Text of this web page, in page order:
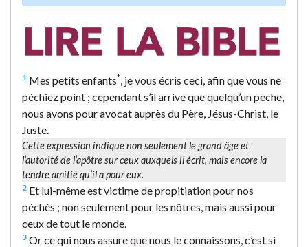
1 Mes petits enfants* , je vous écris ceci, afin que vous ne
péchiez point ; cependant s’il arrive que quelqu’un pèche,
nous avons pour avocat auprès du Père, Jésus-Christ, le
Juste.
Cette expression indique non seulement le grand âge et
l’autorité de l’apôtre sur ceux auxquels il écrit, mais encore la
tendre amitié qu’il a pour eux.
2 Et lui-même est victime de propitiation pour nos
péchés ; non seulement pour les nôtres, mais aussi pour
ceux de tout le monde.
3 Or ce qui nous assure que nous le connaissons, c’est si